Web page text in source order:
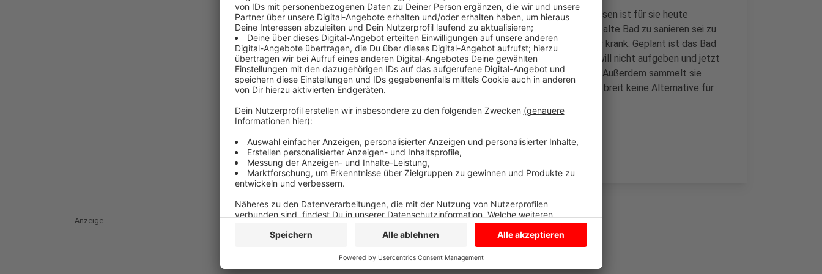
Ein Treffen mit dem Bad-Mieter und Anbieter von Gesundheitskursen ist für sie heute
frustrierend verlaufen. Der Mieter bleibt dabei: Das fast 50 Jahre alte Bad zu sanieren sei zu
teuer. Ein Vertreter des Krankenhauses fehlte heute ganz - er war krank. Geplant ist das Bad
zum Jahresende zu schließen. Die Initiative aus Kursteilnehmern will nicht aufgeben und jetzt
Ratspolitiker und den Bürgermeister in Lüdinghausen ansprechen. Außerdem sammelt sie
weiter Unterschriften für den Erhalt des Bades. Es gebe weit und breit keine Alternative für
Anzeige